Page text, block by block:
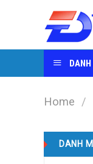
Home /
DANH